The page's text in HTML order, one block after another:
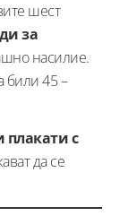
шест
за
насилие.
били 45 –
плакати с
да се